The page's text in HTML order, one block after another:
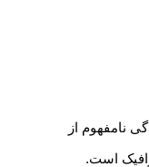
نامفهوم از
است.